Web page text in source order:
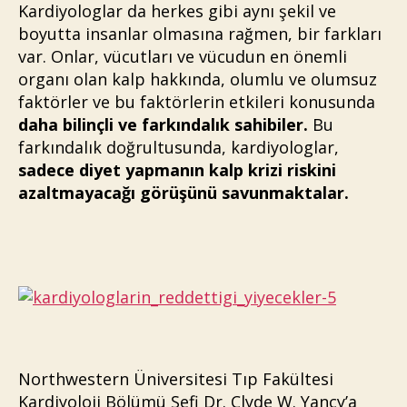
Kardiyologlar da herkes gibi aynı şekil ve
boyutta insanlar olmasına rağmen, bir farkları
var. Onlar, vücutları ve vücudun en önemli
organı olan kalp hakkında, olumlu ve olumsuz
faktörler ve bu faktörlerin etkileri konusunda
daha bilinçli ve farkındalık sahibiler. Bu
farkındalık doğrultusunda, kardiyologlar,
sadece diyet yapmanın kalp krizi riskini
azaltmayacağı görüşünü savunmaktalar.
Northwestern Üniversitesi Tıp Fakültesi
Kardiyoloji Bölümü Şefi Dr. Clyde W. Yancy’a